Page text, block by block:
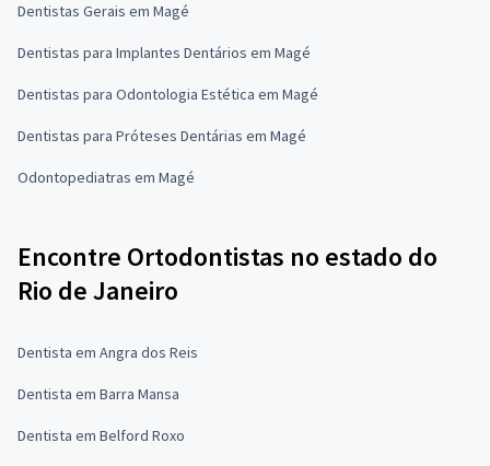
Dentistas Gerais em Magé
Dentistas para Implantes Dentários em Magé
Dentistas para Odontologia Estética em Magé
Dentistas para Próteses Dentárias em Magé
Odontopediatras em Magé
Encontre Ortodontistas no estado do
Rio de Janeiro
Dentista em Angra dos Reis
Dentista em Barra Mansa
Dentista em Belford Roxo